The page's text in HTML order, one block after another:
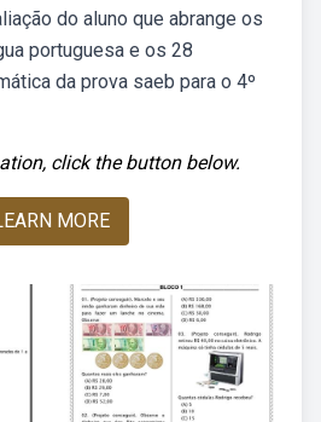
do aluno que abrange os
portuguesa e os 28
da prova saeb para o 4º
click the button below.
MORE